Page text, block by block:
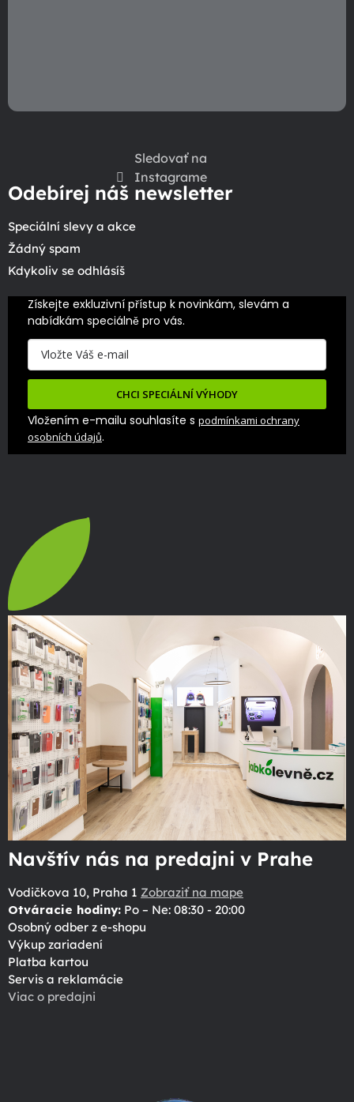
Sledovať na
Instagrame
Odebírej náš newsletter
Speciální slevy a akce
Žádný spam
Kdykoliv se odhlásíš
Získejte exkluzivní přístup k novinkám, slevám a
nabídkám speciálně pro vás.
CHCI SPECIÁLNÍ VÝHODY
Vložením e-mailu souhlasíte s podmínkami ochrany
osobních údajů.
Navštív nás na predajni v Prahe
Vodičkova 10, Praha 1 Zobraziť na mape
Otváracie hodiny: Po – Ne: 08:30 - 20:00
Osobný odber z e-shopu
Výkup zariadení
Platba kartou
Servis a reklamácie
Viac o predajni